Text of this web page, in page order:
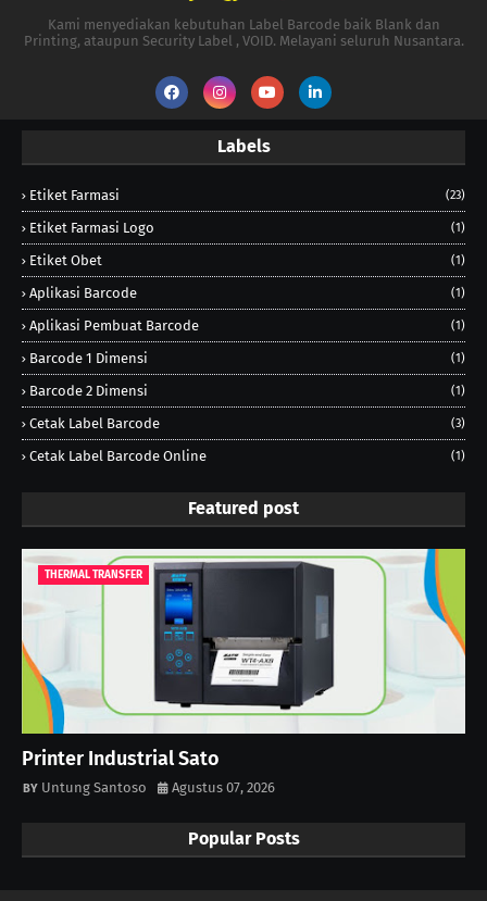
Kami menyediakan kebutuhan Label Barcode baik Blank dan
Printing, ataupun Security Label , VOID. Melayani seluruh Nusantara.
Labels
Etiket Farmasi (23)
Etiket Farmasi Logo (1)
Etiket Obet (1)
Aplikasi Barcode (1)
Aplikasi Pembuat Barcode (1)
Barcode 1 Dimensi (1)
Barcode 2 Dimensi (1)
Cetak Label Barcode (3)
Cetak Label Barcode Online (1)
Featured post
THERMAL TRANSFER
Printer Industrial Sato
Untung Santoso Agustus 07, 2026
Popular Posts